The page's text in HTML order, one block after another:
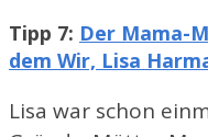
Tipp 7: Der Mama-
dem Wir, Lisa
Lisa war schon